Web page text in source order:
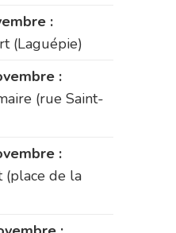
:
(Laguépie)
:
(rue Saint-
:
(place de la